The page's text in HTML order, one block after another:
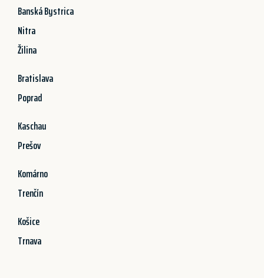
Banská Bystrica
Nitra
Žilina
Bratislava
Poprad
Kaschau
Prešov
Komárno
Trenčín
Košice
Trnava